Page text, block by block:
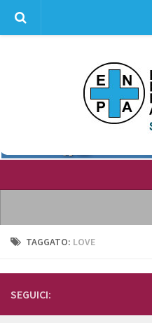
HomeTAGGATO: LOVE
SEGUICI: